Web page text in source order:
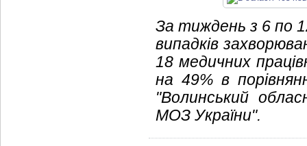
За тиждень з 6 по
випадків
18 медичних
на 49% в
"Волинський
МОЗ України".